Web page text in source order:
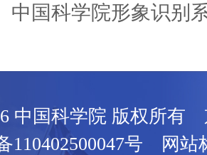
中国科学院形象识别
中国科学院 版权所有
110402500047号 网站